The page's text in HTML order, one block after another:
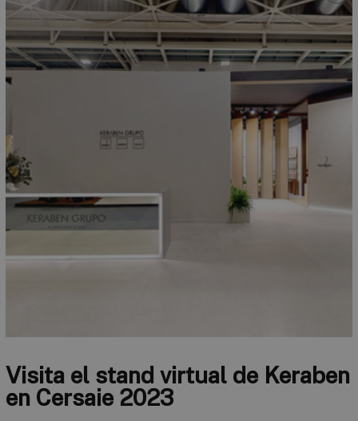
Visita el stand virtual de Keraben
en Cersaie 2023